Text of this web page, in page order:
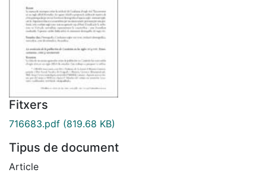
Fitxers
716683.pdf (819.68 KB)
Tipus de document
Article